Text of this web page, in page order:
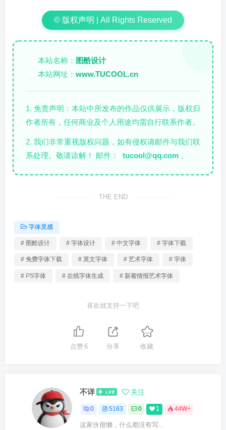
© 版权声明 | All Rights Reserved
本站名称： 图酷设计
本站网址： www.TUCOOL.cn
1. 免责声明：本站中所发布的作品仅供展示，版权归
作者所有，任何商业及个人用途均需自行联系作者。
2. 我们非常重视版权问题，如有侵权请邮件与我们联
系处理。敬请谅解！ 邮件：
tucool@qq.com 。
THE END
字体灵感
# 图酷设计 # 字体设计 # 中文字体 # 字体下载
# 免费字体下载 # 英文字体 # 艺术字体 # 字体
# PS字体 # 在线字体生成 # 新着情报艺术字体
喜欢就支持一下吧
点赞6 分享 收藏
不详 关注
0 5163 0 1 44W+
这家伙很懒，什么都没有写...